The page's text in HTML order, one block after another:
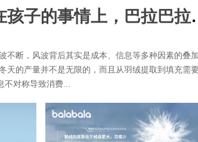
以高品质羽绒守
断，风波背后其实是成本、信息等多种因素的叠加
天的产量并不是无限的，而且从羽绒提取到填充需
对称导致消费...